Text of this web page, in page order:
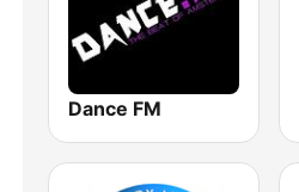
Dance FM